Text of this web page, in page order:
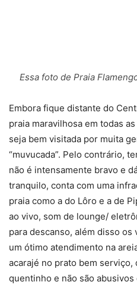
Essa foto de Praia
Embora fique distante do
praia maravilhosa em todas
seja bem visitada por muita
“muvucada”. Pelo contrário,
não é intensamente bravo e
tranquilo, conta com uma
praia como a do Lôro e a de
ao vivo, som de lounge/
para descanso, além disso
um ótimo atendimento na
acarajé no prato bem
quentinho e não são